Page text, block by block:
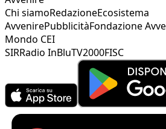
Chi siamoRedazioneEcosistema
AvvenirePubblicitàFondazione
Mondo CEI
SIRRadio InBluTV2000FISC